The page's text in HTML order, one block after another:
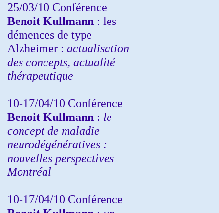
25/03/10 Conférence
Benoit Kullmann : les
démences de type
Alzheimer : actualisation
des concepts, actualité
thérapeutique
10-17/04/10 Conférence
Benoit Kullmann : le
concept de maladie
neurodégénératives :
nouvelles perspectives
Montréal
10-17/04/10 Conférence